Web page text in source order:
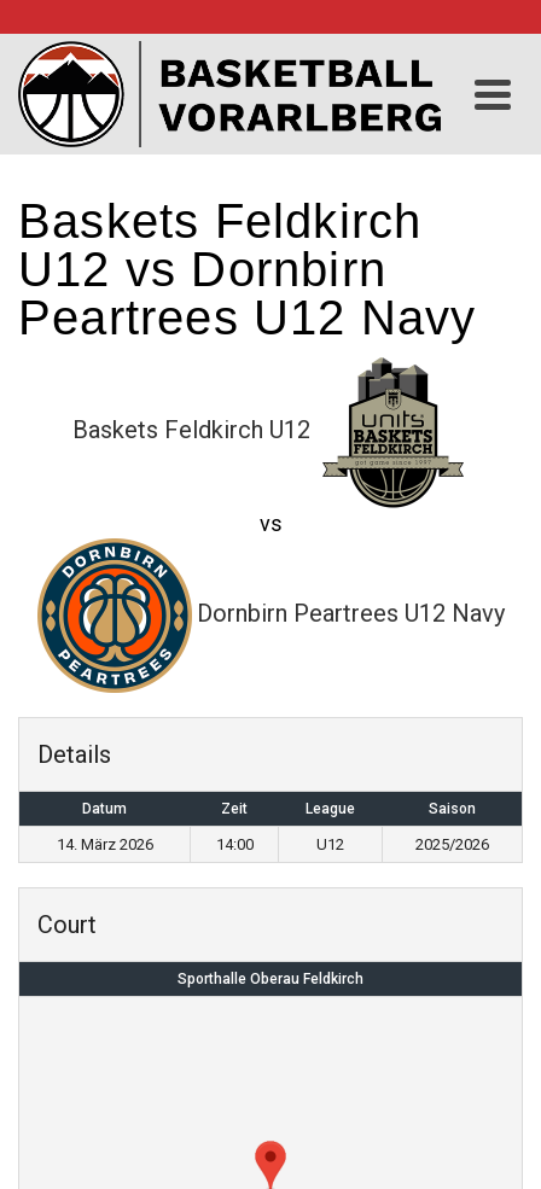
Baskets Feldkirch
U12 vs Dornbirn
Peartrees U12 Navy
Baskets Feldkirch U12
vs
Dornbirn Peartrees U12 Navy
Details
Datum Zeit League Saison
14. März 2026 14:00 U12 2025/2026
Court
Sporthalle Oberau Feldkirch